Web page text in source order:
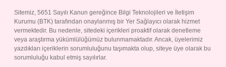
Sitemiz, 5651 Sayılı Kanun gereğince Bilgi Teknolojileri ve İletişim
Kurumu (BTK) tarafından onaylanmış bir Yer Sağlayıcı olarak hizmet
vermektedir. Bu nedenle, sitedeki içerikleri proaktif olarak denetleme
veya araştırma yükümlülüğümüz bulunmamaktadır. Ancak, üyelerimiz
yazdıkları içeriklerin sorumluluğunu taşımakta olup, siteye üye olarak bu
sorumluluğu kabul etmiş sayılırlar.